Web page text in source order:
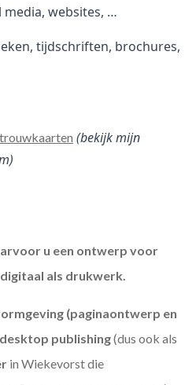
media, websites, …
tijdschriften, brochures,
(bekijk mijn
u een ontwerp voor
als drukwerk.
(paginaontwerp en
desktop publishing(dus ook als
in Wiekevorst die